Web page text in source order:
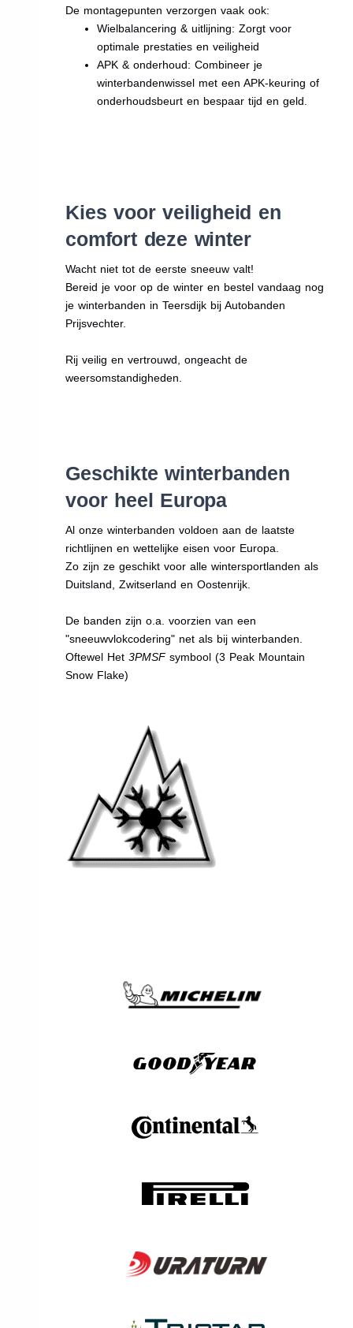
De montagepunten verzorgen vaak ook:
Wielbalancering & uitlijning: Zorgt voor
optimale prestaties en veiligheid
APK & onderhoud: Combineer je
winterbandenwissel met een APK-keuring of
onderhoudsbeurt en bespaar tijd en geld.
Kies voor veiligheid en
comfort deze winter
Wacht niet tot de eerste sneeuw valt!
Bereid je voor op de winter en bestel vandaag nog
je winterbanden in Teersdijk bij Autobanden
Prijsvechter.
Rij veilig en vertrouwd, ongeacht de
weersomstandigheden.
Geschikte winterbanden
voor heel Europa
Al onze winterbanden voldoen aan de laatste
richtlijnen en wettelijke eisen voor Europa.
Zo zijn ze geschikt voor alle wintersportlanden als
Duitsland, Zwitserland en Oostenrijk.
De banden zijn o.a. voorzien van een
"sneeuwvlokcodering" net als bij winterbanden.
Oftewel Het3PMSFsymbool (3 Peak Mountain
Snow Flake)